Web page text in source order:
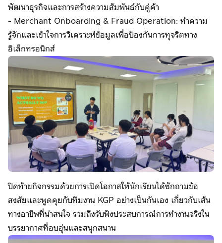
Meta Ads
พัฒนาธุรกิจและการสร้างความสัมพันธ์กับคู่ค้า
- Merchant Onboarding & Fraud Operation: ทำความ
รู้จักและเข้าใจการวิเคราะห์ข้อมูลเพื่อป้องกันการทุจริตทาง
อิเล็กทรอนิกส์
ปิดท้ายกิจกรรมด้วยการเปิดโอกาสให้นักเรียนได้ซักถามข้อ
สงสัยและพูดคุยกับทีมงาน KGP อย่างเป็นกันเอง เกี่ยวกับเส้น
ทางอาชีพที่น่าสนใจ รวมถึงรับฟังประสบการณ์การทำงานจริงใน
บรรยากาศที่อบอุ่นและสนุกสนาน